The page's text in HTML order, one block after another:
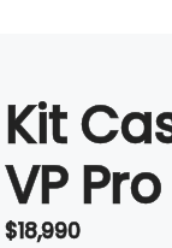
Kit
VP
$18,990